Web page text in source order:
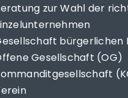
zur Wahl der
bürgerlichen
Gesellschaft (OG)